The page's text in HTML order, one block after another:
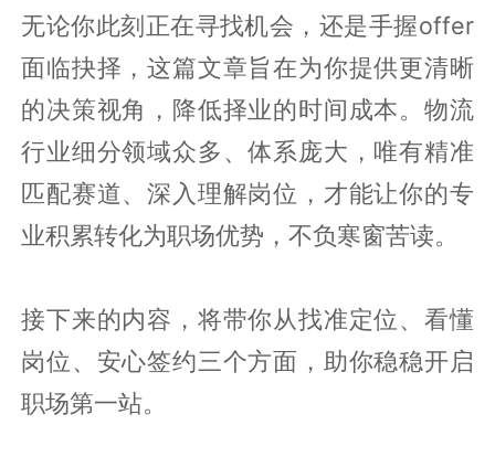
无论你此刻正在寻找机会，还是手握offer
面临抉择，这篇文章旨在为你提供更清晰
的决策视角，降低择业的时间成本。物流
行业细分领域众多、体系庞大，唯有精准
匹配赛道、深入理解岗位，才能让你的专
业积累转化为职场优势，不负寒窗苦读。
接下来的内容，将带你从找准定位、看懂
岗位、安心签约三个方面，助你稳稳开启
职场第一站。